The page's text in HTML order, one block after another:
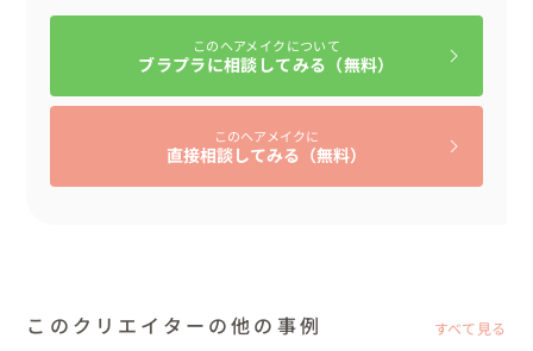
おかげさまで幸せのループの始まりとなっています。
▽こんな人にオススメ
・美容師免許もあり、和装着付けも可能なカメラマンです
ので、撮影中にもしも着崩れてしまっても、すぐに対応で
・日本ならではの和装にこだわりのある方も、ぜひお任せ
このヘアメイクについて
ブラプラに相談してみる（無料）
このヘアメイクに
直接相談してみる（無料）
このクリエイターの他の事例 すべて見る